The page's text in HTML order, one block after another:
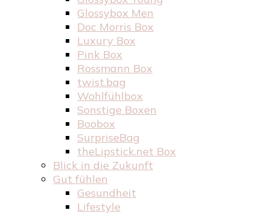
Glossybox Men
Doc Morris Box
Luxury Box
Pink Box
Rossmann Box
twist.bag
Wohlfühlbox
Sonstige Boxen
Boobox
SurpriseBag
theLipstick.net Box
Blick in die Zukunft
Gut fühlen
Gesundheit
Lifestyle